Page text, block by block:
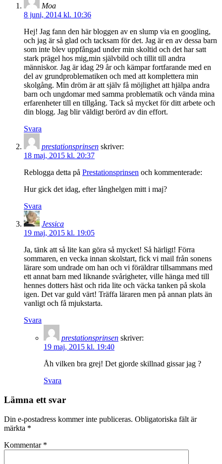
Moa
8 juni, 2014 kl. 10:36
Hej! Jag fann den här bloggen av en slump via en googling,
och jag är så glad och tacksam för det. Jag är en av dessa barn
som inte blev uppfångad under min skoltid och det har satt
stark prägel hos mig,min självbild och tillit till andra
människor. Jag är idag 29 år och kämpar fortfarande med en
del av grundproblematiken och med att komplettera min
skolgång. Min dröm är att själv få möjlighet att hjälpa andra
barn och ungdomar med samma problematik och vända mina
erfarenheter till en tillgång. Tack så mycket för ditt arbete och
din blogg. Jag blir väldigt berörd av din effort.
Svara
prestationsprinsen skriver:
18 maj, 2015 kl. 20:37
Reblogga detta på Prestationsprinsen och kommenterade:
Hur gick det idag, efter långhelgen mitt i maj?
Svara
Jessica
19 maj, 2015 kl. 19:05
Ja, tänk att så lite kan göra så mycket! Så härligt! Förra
sommaren, en vecka innan skolstart, fick vi mail från sonens
lärare som undrade om han och vi föräldrar tillsammans med
ett annat barn med liknande svårigheter, ville hänga med till
hennes dotters häst och rida lite och väcka tanken på skola
igen. Det var guld värt! Träffa läraren men på annan plats än
vanligt och få mjukstarta.
Svara
prestationsprinsen skriver:
19 maj, 2015 kl. 19:40
Åh vilken bra grej! Det gjorde skillnad gissar jag ?
Svara
Lämna ett svar
Din e-postadress kommer inte publiceras. Obligatoriska fält är
märkta *
Kommentar *